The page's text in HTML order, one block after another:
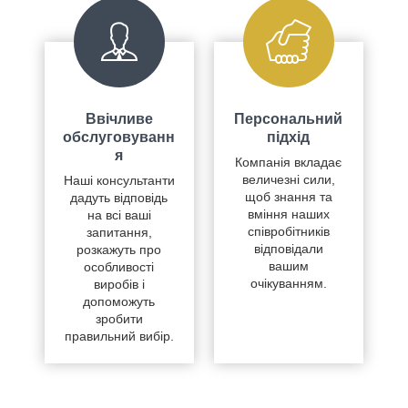
Ввічливе
обслуговуванн
я
Наші консультанти
дадуть відповідь
на всі ваші
запитання,
розкажуть про
особливості
виробів і
допоможуть
зробити
правильний вибір.
Персональний
підхід
Компанія вкладає
величезні сили,
щоб знання та
вміння наших
співробітників
відповідали
вашим
очікуванням.